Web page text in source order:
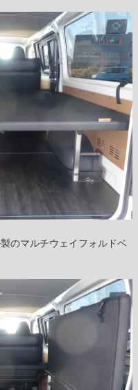
のマルチウェイフォルドベ